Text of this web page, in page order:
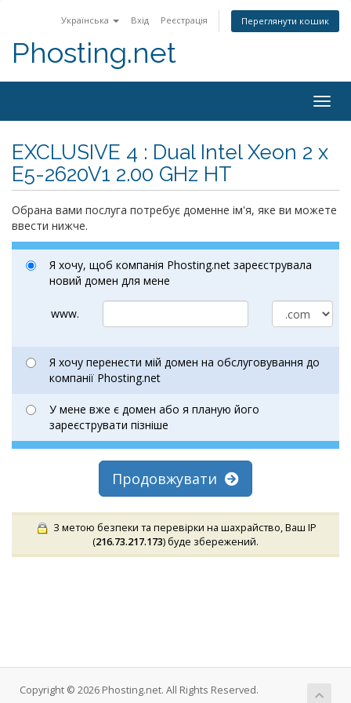
Українська Вхід Реєстрація Переглянути кошик
Phosting.net
EXCLUSIVE 4 : Dual Intel Xeon 2 x
E5-2620V1 2.00 GHz HT
Обрана вами послуга потребує доменне ім'я, яке ви можете
ввести нижче.
Я хочу, щоб компанія Phosting.net зареєструвала
новий домен для мене
www.
Я хочу перенести мій домен на обслуговування до
компанії Phosting.net
У мене вже є домен або я планую його
зареєструвати пізніше
Продовжувати
З метою безпеки та перевірки на шахрайство, Ваш IP
(216.73.217.173) буде збережений.
Copyright © 2026 Phosting.net. All Rights Reserved.